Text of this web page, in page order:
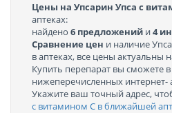
Цены на Упсарин Упса с
аптеках:
найдено 6 предложений и4
Сравнение цен и наличие
в аптеках, все цены актуальны
Купить перепарат вы сможете
нижеперечисленных интернет-
Укажите ваш точный адрес,
с витамином C в ближайшей